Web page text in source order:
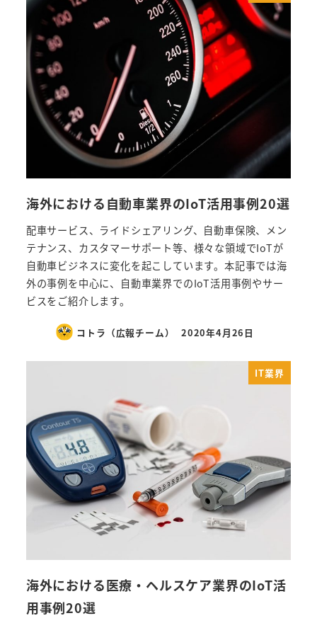
海外における自動車業界のIoT活用事例20選
配車サービス、ライドシェアリング、自動車保険、メン
テナンス、カスタマーサポート等、様々な領域でIoTが
自動車ビジネスに変化を起こしています。本記事では海
外の事例を中心に、自動車業界でのIoT活用事例やサー
ビスをご紹介します。
コトラ（広報チーム） 2020年4月26日
IT業界
海外における医療・ヘルスケア業界のIoT活
用事例20選